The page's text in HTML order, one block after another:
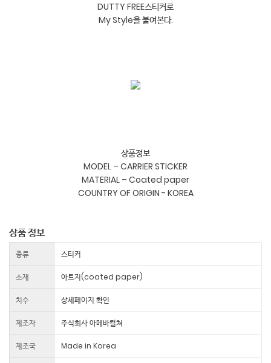
DUTTY FREE스티커로
My Style을 붙여본다.
상품정보
MODEL – CARRIER STICKER
MATERIAL – Coated paper
COUNTRY OF ORIGIN - KOREA
상품 정보
종류 스티커
소재 아트지(coated paper)
치수 상세페이지 확인
제조자 주식회사 아메바컬쳐
제조국 Made in Korea